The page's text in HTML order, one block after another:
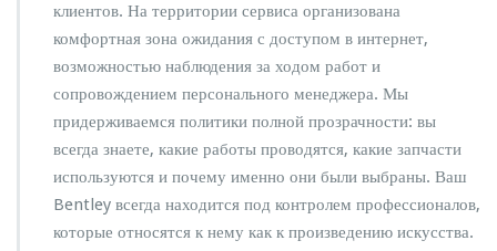
клиентов. На территории сервиса организована
комфортная зона ожидания с доступом в интернет,
возможностью наблюдения за ходом работ и
сопровождением персонального менеджера. Мы
придерживаемся политики полной прозрачности: вы
всегда знаете, какие работы проводятся, какие запчасти
используются и почему именно они были выбраны. Ваш
Bentley всегда находится под контролем профессионалов,
которые относятся к нему как к произведению искусства.